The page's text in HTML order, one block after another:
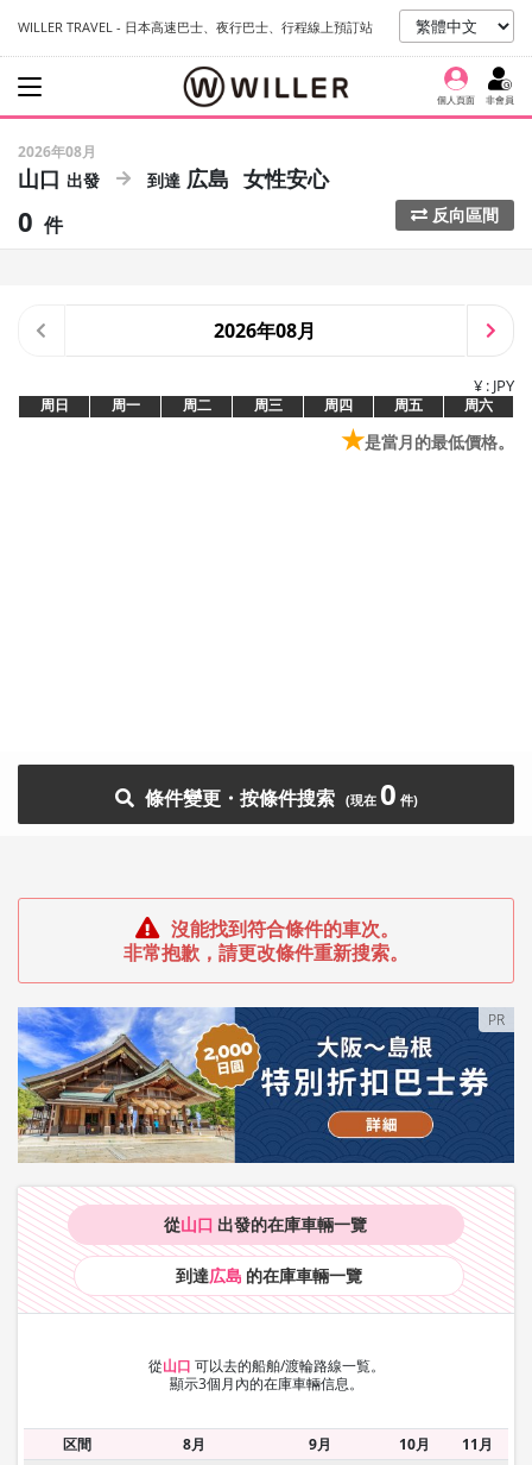
WILLER TRAVEL - 日本高速巴士、夜行巴士、行程線上預訂站
個人頁面 非會員
2026年08月
山口 広島 女性安心
0 件 反向區間
2026年08月
¥ : JPY
周日 周一 周二 周三 周四 周五 周六
★是當月的最低價格。
條件變更・按條件搜索 0
沒能找到符合條件的車次。
非常抱歉，請更改條件重新搜索。
PR
從山口 出發的在庫車輛一覽
到達広島 的在庫車輛一覽
從山口 可以去的船舶/渡輪路線一覧。
顯示3個月內的在庫車輛信息。
区間 8月 9月 10月
11月